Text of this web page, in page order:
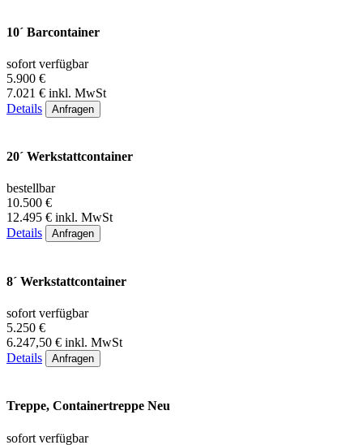
10´ Barcontainer
sofort verfügbar
5.900 €
7.021 € inkl. MwSt
Details
Anfragen
20´ Werkstattcontainer
bestellbar
10.500 €
12.495 € inkl. MwSt
Details
Anfragen
8´ Werkstattcontainer
sofort verfügbar
5.250 €
6.247,50 € inkl. MwSt
Details
Anfragen
Treppe, Containertreppe Neu
sofort verfügbar